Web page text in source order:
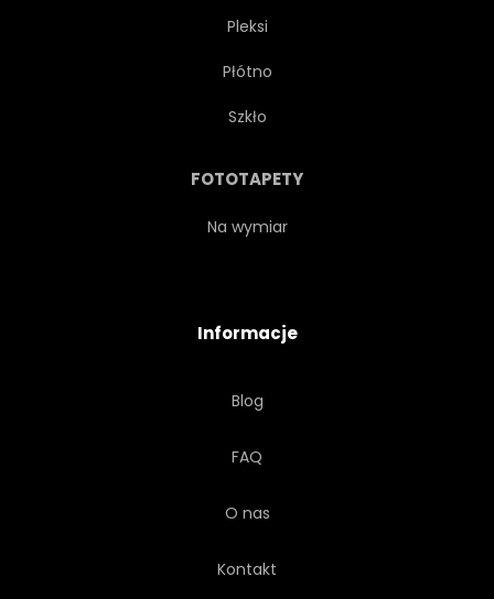
Pleksi
Płótno
Szkło
FOTOTAPETY
Na wymiar
Informacje
Blog
FAQ
O nas
Kontakt